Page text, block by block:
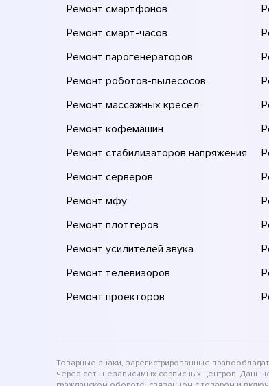
Ремонт смартфонов
Ремонт смарт-часов
Ремонт парогенераторов
Ремонт роботов-пылесосов
Ремонт массажных кресел
Ремонт кофемашин
Ремонт стабилизаторов напряжения
Ремонт серверов
Ремонт мфу
Ремонт плоттеров
Ремонт усилителей звука
Ремонт телевизоров
Ремонт проекторов
Товарные знаки, зарегистрированные
через сеть независимых сервисных центров.